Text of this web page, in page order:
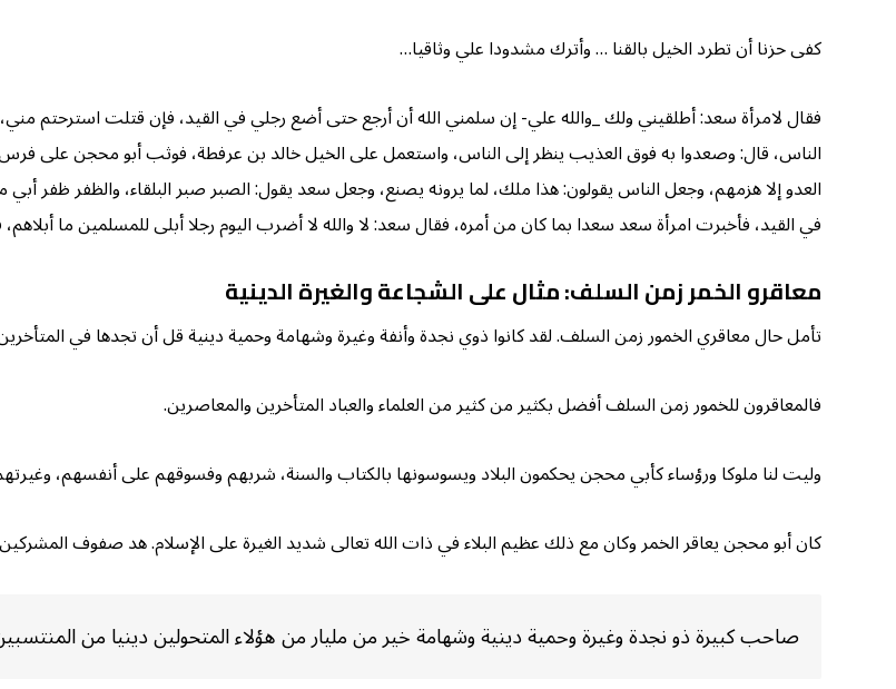
كفى حزنا أن تطرد الخيل بالقنا … وأترك مشدودا علي وثاقيا…
فقال لامرأة سعد: أطلقيني ولك _والله علي- إن سلمني الله أن أرجع حتى أضع رجلي في القيد، فإن قتلت استرحتم
الناس، قال: وصعدوا به فوق العذيب ينظر إلى الناس، واستعمل على الخيل خالد بن عرفطة، فوثب أبو محجن على
العدو إلا هزمهم، وجعل الناس يقولون: هذا ملك، لما يرونه يصنع، وجعل سعد يقول: الصبر صبر البلقاء، والظفر ظفر
في القيد، فأخبرت امرأة سعد سعدا بما كان من أمره، فقال سعد: لا والله لا أضرب اليوم رجلا أبلى للمسلمين ما
معاقرو الخمر زمن السلف: مثال على الشجاعة والغيرة الدينية
تأمل حال معاقري الخمور زمن السلف. لقد كانوا ذوي نجدة وأنفة وغيرة وشهامة وحمية دينية قل أن تجدها في
فالمعاقرون للخمور زمن السلف أفضل بكثير من كثير من العلماء والعباد المتأخرين والمعاصرين.
وليت لنا ملوكا ورؤساء كأبي محجن يحكمون البلاد ويسوسونها بالكتاب والسنة، شربهم وفسوقهم على أنفسهم،
كان أبو محجن يعاقر الخمر وكان مع ذلك عظيم البلاء في ذات الله تعالى شديد الغيرة على الإسلام. هد صفوف
صاحب كبيرة ذو نجدة وغيرة وحمية دينية وشهامة خير من مليار من هؤلاء المتحولين دينيا من المنتسبين